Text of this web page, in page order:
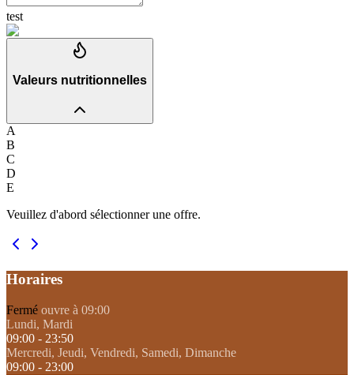
test
Valeurs nutritionnelles
A
B
C
D
E
Veuillez d'abord sélectionner une offre.
Horaires
Fermé ouvre à 09:00
Lundi, Mardi
09:00 - 23:50
Mercredi, Jeudi, Vendredi, Samedi, Dimanche
09:00 - 23:00